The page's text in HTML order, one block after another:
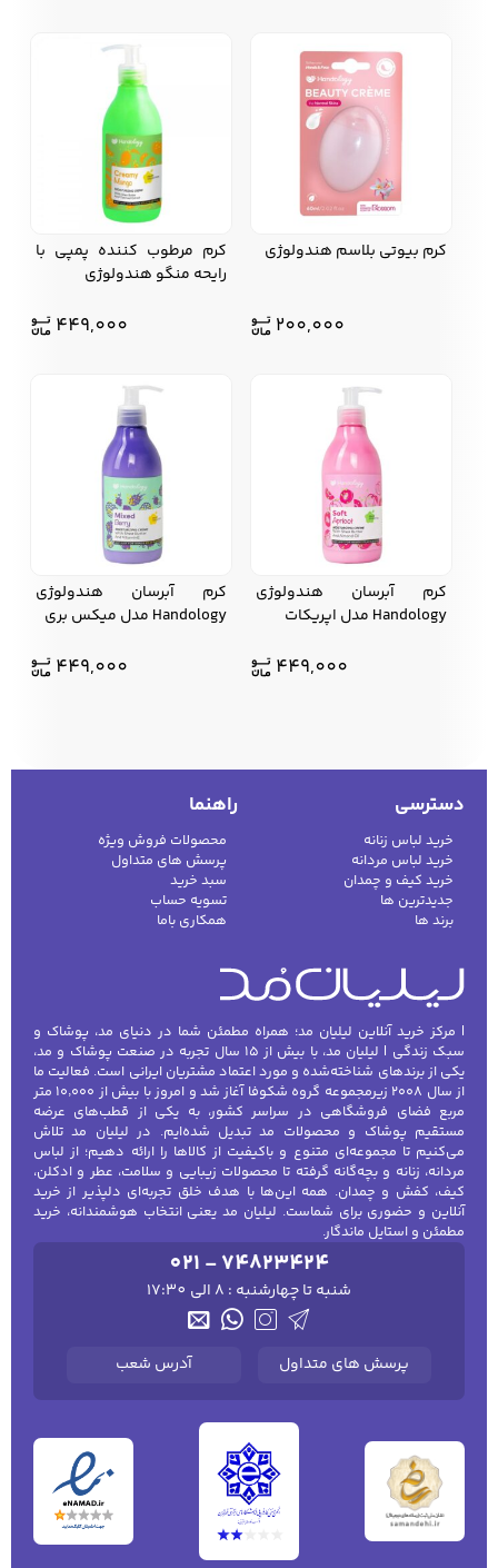
کرم بیوتی بلاسم هندولوژی
200,000
کرم مرطوب کننده پمپی با
رایحه منگو هندولوژی
449,000
کرم آبرسان هندولوژی
Handology مدل اپریکات
449,000
کرم آبرسان هندولوژی
Handology مدل میکس بری
449,000
دسترسی
خرید لباس زنانه
خرید لباس مردانه
خرید کیف و چمدان
جدیدترین ها
برند ها
راهنما
محصولات فروش ویژه
پرسش های متداول
سبد خرید
تسویه حساب
همکاری باما
| مرکز خرید آنلاین لیلیان مد؛ همراه مطمئن شما در دنیای مد، پوشاک و
سبک زندگی | لیلیان مد، با بیش از ۱۵ سال تجربه در صنعت پوشاک و مد،
یکی از برندهای شناخته‌شده و مورد اعتماد مشتریان ایرانی است. فعالیت ما
از سال ۲۰۰۸ زیرمجموعه گروه شکوفا آغاز شد و امروز با بیش از ۱۰٬۰۰۰ متر
مربع فضای فروشگاهی در سراسر کشور، به یکی از قطب‌های عرضه
مستقیم پوشاک و محصولات مد تبدیل شده‌ایم. در لیلیان مد تلاش
می‌کنیم تا مجموعه‌ای متنوع و باکیفیت از کالاها را ارائه دهیم؛ از لباس
مردانه، زنانه و بچه‌گانه گرفته تا محصولات زیبایی و سلامت، عطر و ادکلن،
کیف، کفش و چمدان. همه این‌ها با هدف خلق تجربه‌ای دلپذیر از خرید
آنلاین و حضوری برای شماست. لیلیان مد یعنی انتخاب هوشمندانه، خرید
مطمئن و استایل ماندگار.
021 - 74823424
شنبه تا چهارشنبه : 8 الی 17:30
پرسش های متداول آدرس شعب